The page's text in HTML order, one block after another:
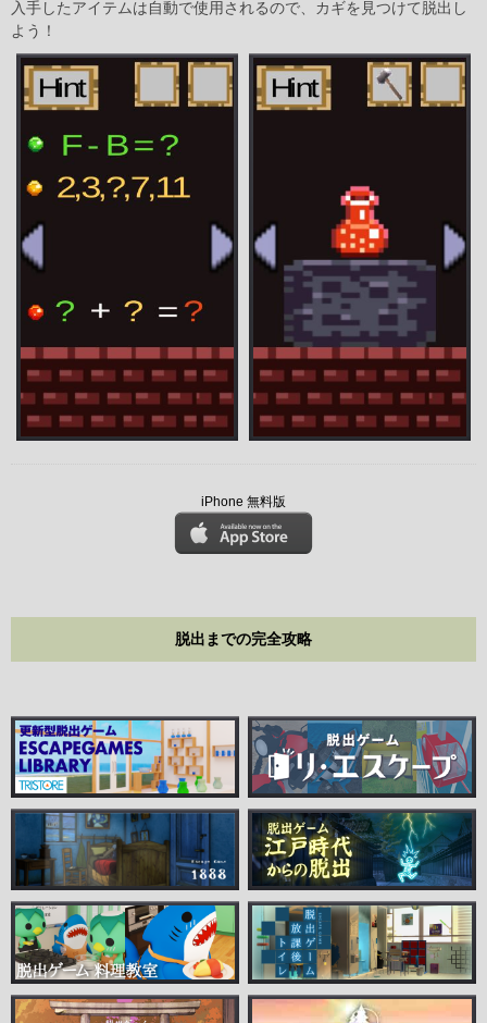
入手したアイテムは自動で使用されるので、カギを見つけて脱出し
よう！
iPhone 無料版
脱出までの完全攻略